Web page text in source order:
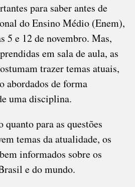
para saber antes de
do Ensino Médio (Enem),
5 e 12 de novembro. Mas,
em sala de aula, as
trazer temas atuais,
abordados de forma
uma disciplina.
quanto para as questões
temas da atualidade, os
informados sobre os
e do mundo.